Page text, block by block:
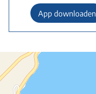
App downloaden